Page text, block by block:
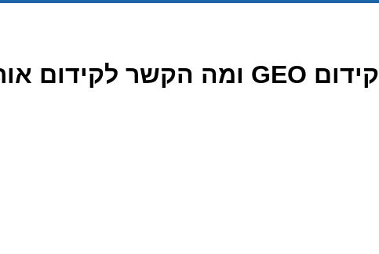
קידום GEO ומה הקשר לקידום אורגני SEO?